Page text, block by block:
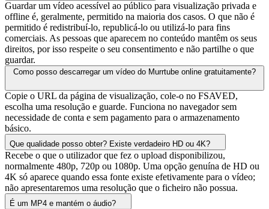
Guardar um vídeo acessível ao público para visualização privada e
offline é, geralmente, permitido na maioria dos casos. O que não é
permitido é redistribuí-lo, republicá-lo ou utilizá-lo para fins
comerciais. As pessoas que aparecem no conteúdo mantêm os seus
direitos, por isso respeite o seu consentimento e não partilhe o que
guardar.
Como posso descarregar um vídeo do Murrtube online gratuitamente?
Copie o URL da página de visualização, cole-o no FSAVED,
escolha uma resolução e guarde. Funciona no navegador sem
necessidade de conta e sem pagamento para o armazenamento
básico.
Que qualidade posso obter? Existe verdadeiro HD ou 4K?
Recebe o que o utilizador que fez o upload disponibilizou,
normalmente 480p, 720p ou 1080p. Uma opção genuína de HD ou
4K só aparece quando essa fonte existe efetivamente para o vídeo;
não apresentaremos uma resolução que o ficheiro não possua.
É um MP4 e mantém o áudio?